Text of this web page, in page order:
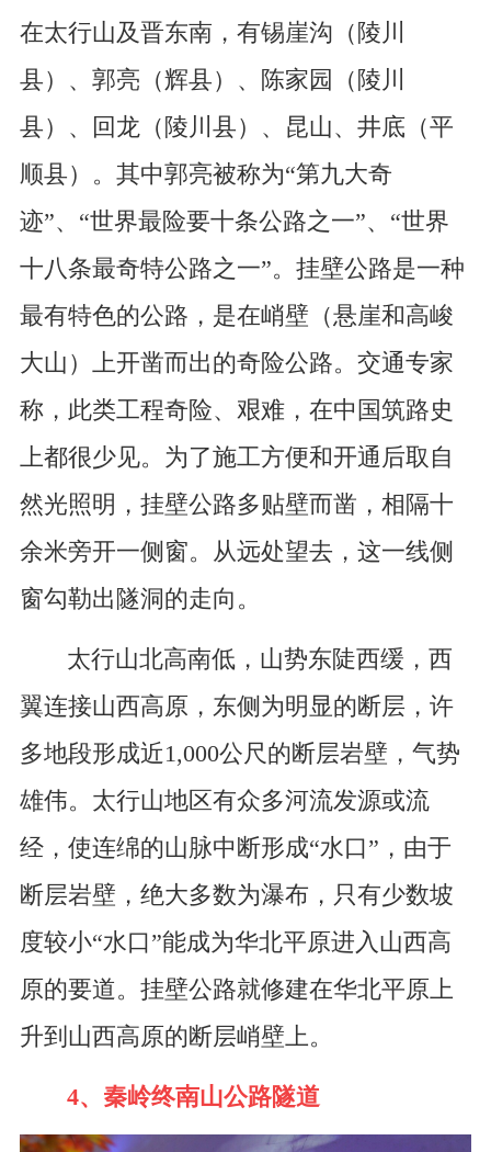
在太行山及晋东南，有锡崖沟（陵川
县）、郭亮（辉县）、陈家园（陵川
县）、回龙（陵川县）、昆山、井底（平
顺县）。其中郭亮被称为“第九大奇
迹”、“世界最险要十条公路之一”、“世界
十八条最奇特公路之一”。挂壁公路是一种
最有特色的公路，是在峭壁（悬崖和高峻
大山）上开凿而出的奇险公路。交通专家
称，此类工程奇险、艰难，在中国筑路史
上都很少见。为了施工方便和开通后取自
然光照明，挂壁公路多贴壁而凿，相隔十
余米旁开一侧窗。从远处望去，这一线侧
窗勾勒出隧洞的走向。
太行山北高南低，山势东陡西缓，西
翼连接山西高原，东侧为明显的断层，许
多地段形成近1,000公尺的断层岩壁，气势
雄伟。太行山地区有众多河流发源或流
经，使连绵的山脉中断形成“水口”，由于
断层岩壁，绝大多数为瀑布，只有少数坡
度较小“水口”能成为华北平原进入山西高
原的要道。挂壁公路就修建在华北平原上
升到山西高原的断层峭壁上。
4、秦岭终南山公路隧道